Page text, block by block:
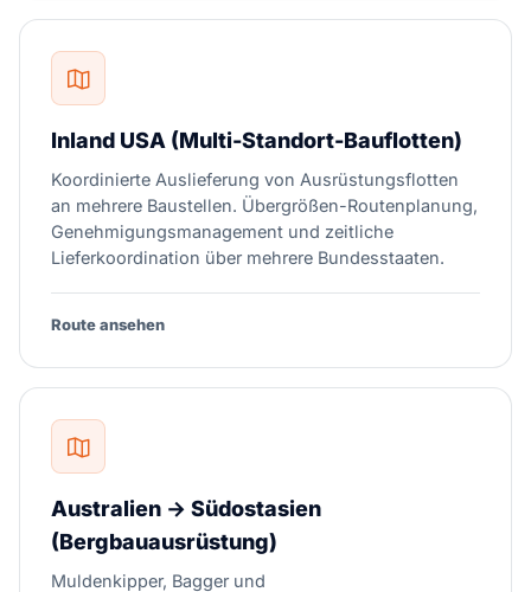
Inland USA (Multi-Standort-Bauflotten)
Koordinierte Auslieferung von Ausrüstungsflotten
an mehrere Baustellen. Übergrößen-Routenplanung,
Genehmigungsmanagement und zeitliche
Lieferkoordination über mehrere Bundesstaaten.
Route ansehen
Australien → Südostasien
(Bergbauausrüstung)
Muldenkipper, Bagger und